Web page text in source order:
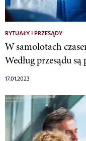
RYTUAŁY I PRZESĄDY
W samolotach
Według przesądu są
17.01.2023